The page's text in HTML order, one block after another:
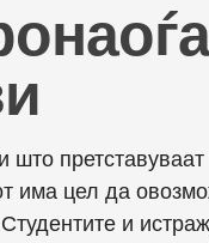
претставуваат
има цел да
и